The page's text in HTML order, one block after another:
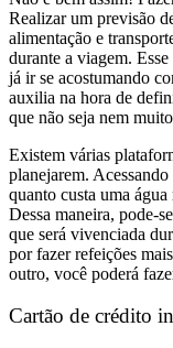
Realizar um previsão
alimentação e
durante a viagem.
já ir se acostumando
auxilia na hora de
que não seja nem
Existem várias
planejarem.
quanto custa uma
Dessa maneira, pode-
que será vivenciada
por fazer refeições
outro, você poderá
Cartão de crédito